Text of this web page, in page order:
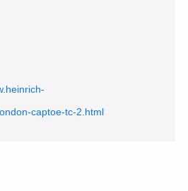
captoe-tc-2.html